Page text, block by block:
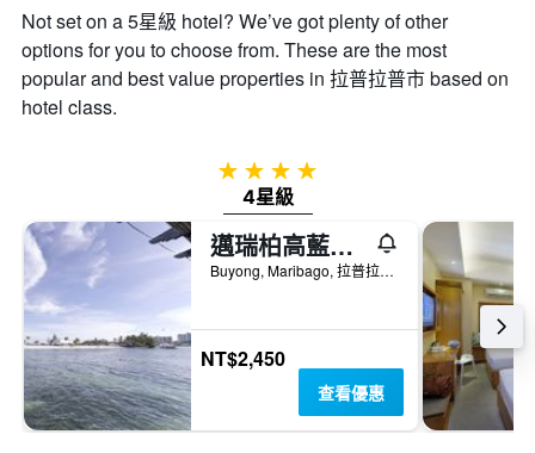
格。
軸，
顯
過
去
到
的
本
週
末
房
間
平
均
價
天
數
此
圖
Y
軸，
顯
示
房
間
的
平
均
價
Not set on a 5星級 hotel? We’ve got plenty of other
options for you to choose from. These are the most
popular and best value properties in 拉普拉普市 based on
hotel class.
4星級
4星級
邁瑞柏高藍水海灘度假村
Buyong, Maribago, 拉普拉普市, 菲律賓
NT$2,450
查看優惠